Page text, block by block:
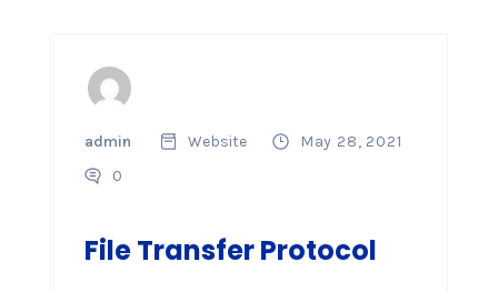
admin Website
May 28, 2021
0
File Transfer Protocol